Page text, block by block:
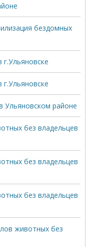
бездомных
Ульяновском районе
без владельцев
без владельцев
без владельцев
животных без